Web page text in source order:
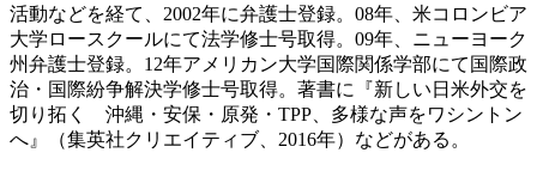
活動などを経て、2002年に弁護士登録。08年、米コロンビア
大学ロースクールにて法学修士号取得。09年、ニューヨーク
州弁護士登録。12年アメリカン大学国際関係学部にて国際政
治・国際紛争解決学修士号取得。著書に『新しい日米外交を
切り拓く 沖縄・安保・原発・TPP、多様な声をワシントン
へ』（集英社クリエイティブ、2016年）などがある。